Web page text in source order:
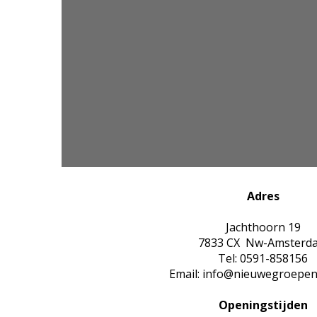
Adres
Jachthoorn 19
7833 CX Nw-
Tel: 0591-858156
Email:
Openingstijden